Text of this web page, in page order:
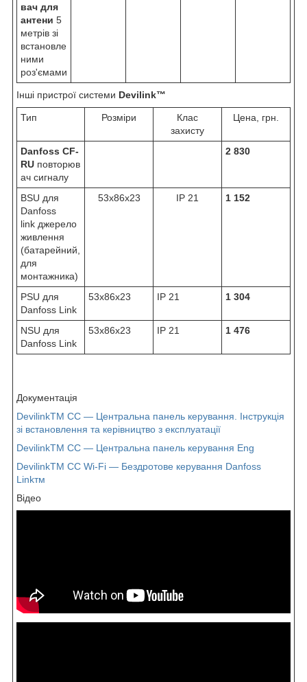
вач для
антени 5
метрів зі
встановле
ними
роз'ємами
Інші пристрої системи Devilink™
Тип Розміри
Клас
захисту
Цена, грн.
Danfoss CF-
RU повторюв
ач сигналу
2 830
BSU для
Danfoss
link джерело
живлення
(батарейний,
для
монтажника)
53х86х23 IP 21 1 152
PSU для
Danfoss Link
53х86х23 IP 21 1 304
NSU для
Danfoss Link
53х86х23 IP 21 1 476
Документація
DevilinkTM CC — Центральна панель керування. Інструкція
зі встановлення та керівництво з експлуатації
DevilinkTM CC — Центральна панель керування Eng
DevilinkTM CC Wi-Fi — Бездротове керування Danfoss
Linkтм
Відео